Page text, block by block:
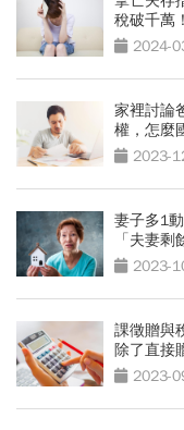
稅破千萬
2024-
家裡討論
權，怎麼
2023-
妻子多1
「夫妻
2023-
課徵贈與
除了直接
2023-